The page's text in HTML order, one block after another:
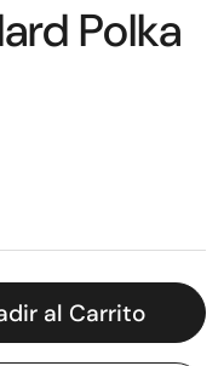
Polka
al Carrito